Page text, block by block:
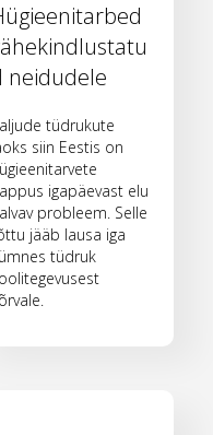
neidudele
tüdrukute
siin Eestis on
igapäevast elu
probleem. Selle
jääb lausa iga
tüdruk